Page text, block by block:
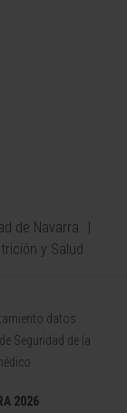
de Navarra
y Salud
datos
Seguridad de la
2026